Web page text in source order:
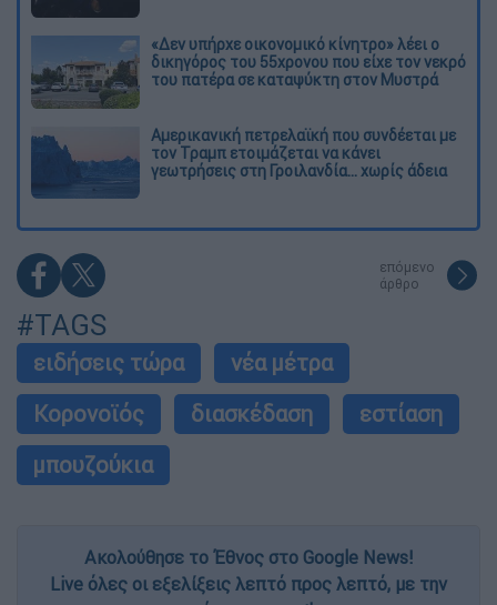
«Δεν υπήρχε οικονομικό κίνητρο» λέει ο
δικηγόρος του 55χρονου που είχε τον νεκρό
του πατέρα σε καταψύκτη στον Μυστρά
Αμερικανική πετρελαϊκή που συνδέεται με
τον Τραμπ ετοιμάζεται να κάνει
γεωτρήσεις στη Γροιλανδία... χωρίς άδεια
επόμενο
άρθρο
#TAGS
ειδήσεις τώρα
νέα μέτρα
Κορονοϊός
διασκέδαση
εστίαση
μπουζούκια
Ακολούθησε το Έθνος στο Google News!
Live όλες οι εξελίξεις λεπτό προς λεπτό, με την